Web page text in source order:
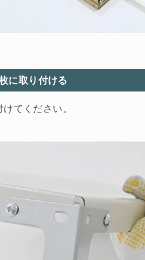
に取り付ける
てください。